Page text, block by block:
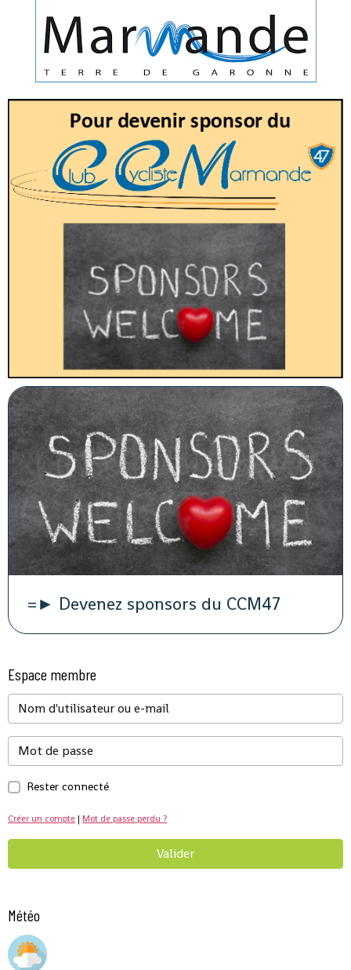
=► Devenez sponsors du CCM47
Espace membre
Rester connecté
Créer un compte | Mot de passe perdu ?
Valider
Météo